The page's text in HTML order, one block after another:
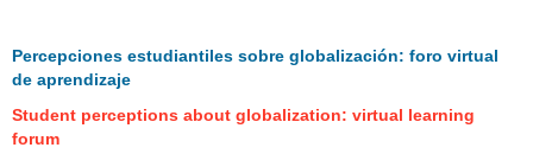
Percepciones estudiantiles sobre globalización: foro virtual
de aprendizaje
Student perceptions about globalization: virtual learning
forum